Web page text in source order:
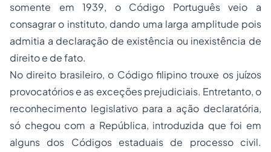
somente em 1939, o Código Português veio a
consagrar o instituto, dando uma larga amplitude pois
admitia a declaração de existência ou inexistência de
direito e de fato.
No direito brasileiro, o Código filipino trouxe os juízos
provocatórios e as exceções prejudiciais. Entretanto, o
reconhecimento legislativo para a ação declaratória,
só chegou com a República, introduzida que foi em
alguns dos Códigos estaduais de processo civil.